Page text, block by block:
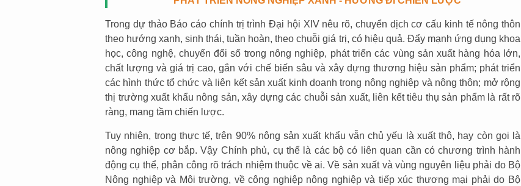
Trong dự thảo Báo cáo chính trị trình Đại hội XIV nêu rõ, chuyển dịch cơ cấu kinh tế nông thôn
theo hướng xanh, sinh thái, tuần hoàn, theo chuỗi giá trị, có hiệu quả. Đẩy mạnh ứng dụng khoa
học, công nghệ, chuyển đổi số trong nông nghiệp, phát triển các vùng sản xuất hàng hóa lớn,
chất lượng và giá trị cao, gắn với chế biến sâu và xây dựng thương hiệu sản phẩm; phát triển
các hình thức tổ chức và liên kết sản xuất kinh doanh trong nông nghiệp và nông thôn; mở rộng
thị trường xuất khẩu nông sản, xây dựng các chuỗi sản xuất, liên kết tiêu thụ sản phẩm là rất rõ
ràng, mang tầm chiến lược.
Tuy nhiên, trong thực tế, trên 90% nông sản xuất khẩu vẫn chủ yếu là xuất thô, hay còn gọi là
nông nghiệp cơ bắp. Vậy Chính phủ, cụ thể là các bộ có liên quan cần có chương trình hành
động cụ thể, phân công rõ trách nhiệm thuộc về ai. Về sản xuất và vùng nguyên liệu phải do Bộ
Nông nghiệp và Môi trường, về công nghiệp nông nghiệp và tiếp xúc thương mại phải do Bộ